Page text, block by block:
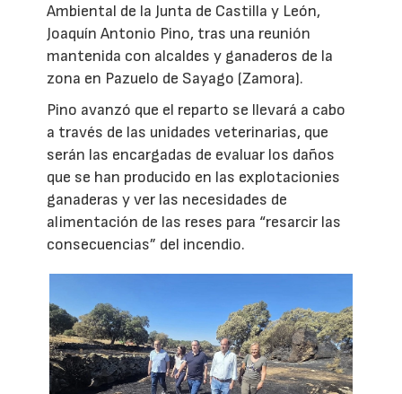
Ambiental de la Junta de Castilla y León,
Joaquín Antonio Pino, tras una reunión
mantenida con alcaldes y ganaderos de la
zona en Pazuelo de Sayago (Zamora).
Pino avanzó que el reparto se llevará a cabo
a través de las unidades veterinarias, que
serán las encargadas de evaluar los daños
que se han producido en las explotacionies
ganaderas y ver las necesidades de
alimentación de las reses para “resarcir las
consecuencias” del incendio.